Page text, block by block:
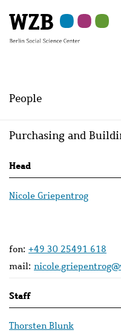
to
main
to
navigation
to
search
to
second
to
footer
People
Purchasing and
Persons
lists
Head
Nicole Griepentrog
fon: +49 30 25491 618
mail:
Staff
Thorsten Blunk